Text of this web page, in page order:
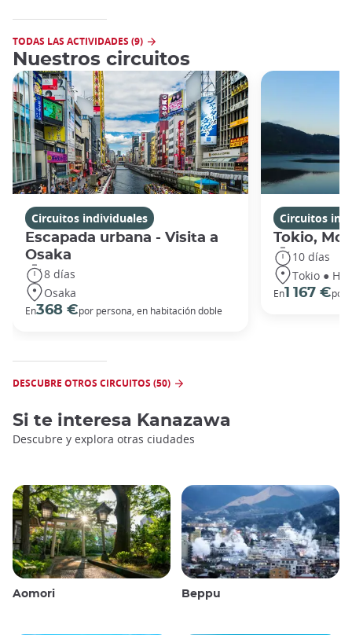
TODAS LAS ACTIVIDADES (9)
Nuestros circuitos
Circuitos individuales
Escapada urbana - Visita a
Osaka
8 días
Osaka
En368 €por persona, en habitación doble
Circuitos
Tokio,
10 días
Tokio ●
En1 167 €por
DESCUBRE OTROS CIRCUITOS (50)
Si te interesa Kanazawa
Descubre y explora otras ciudades
Aomori Beppu